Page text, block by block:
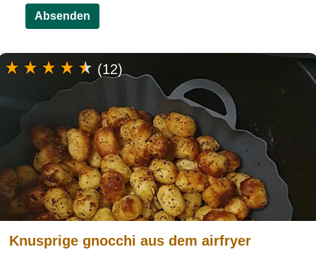
Absenden
Knusprige gnocchi aus dem airfryer
(12)